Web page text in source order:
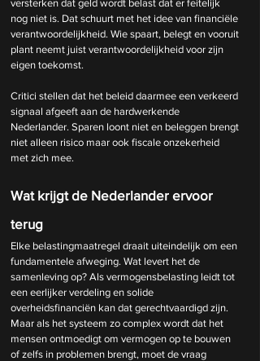
versterken dat geld wordt belast dat er feitelijk
nog niet is. Dat schuurt met het idee van financiële
verantwoordelijkheid. Wie spaart, belegt en vooruit
plant neemt juist verantwoordelijkheid voor zijn
eigen toekomst.
Critici stellen dat het beleid daarmee een verkeerd
signaal afgeeft aan de hardwerkende
Nederlander. Sparen loont niet en beleggen brengt
niet alleen risico maar ook fiscale onzekerheid
met zich mee.
Wat krijgt de Nederlander ervoor
terug
Elke belastingmaatregel draait uiteindelijk om een
fundamentele afweging. Wat levert het de
samenleving op? Als vermogensbelasting leidt tot
een eerlijker verdeling en solide
overheidsfinanciën kan dat gerechtvaardigd zijn.
Maar als het systeem zo complex wordt dat het
mensen ontmoedigt om vermogen op te bouwen
of zelfs in problemen brengt, moet de vraag